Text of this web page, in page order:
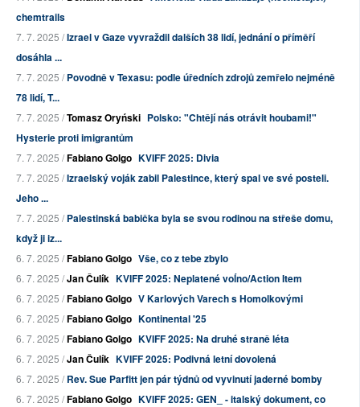
chemtrails
7. 7. 2025 /Izrael v Gaze vyvraždil dalších 38 lidí, jednání o příměří
dosáhla ...
7. 7. 2025 /Povodně v Texasu: podle úředních zdrojů zemřelo nejméně
78 lidí, T...
7. 7. 2025 /Tomasz Oryński Polsko: "Chtějí nás otrávit houbami!"
Hysterie proti imigrantům
7. 7. 2025 /Fabiano Golgo KVIFF 2025: Divia
7. 7. 2025 /Izraelský voják zabil Palestince, který spal ve své posteli.
Jeho ...
7. 7. 2025 /Palestinská babička byla se svou rodinou na střeše domu,
když ji iz...
6. 7. 2025 /Fabiano Golgo Vše, co z tebe zbylo
6. 7. 2025 /Jan Čulík KVIFF 2025: Neplatené voĺno/Action Item
6. 7. 2025 /Fabiano Golgo V Karlových Varech s Homolkovými
6. 7. 2025 /Fabiano Golgo Kontinental '25
6. 7. 2025 /Fabiano Golgo KVIFF 2025: Na druhé straně léta
6. 7. 2025 /Jan Čulík KVIFF 2025: Podivná letní dovolená
6. 7. 2025 /Rev. Sue Parfitt jen pár týdnů od vyvinutí jaderné bomby
6. 7. 2025 /Fabiano Golgo KVIFF 2025: GEN_ - italský dokument, co